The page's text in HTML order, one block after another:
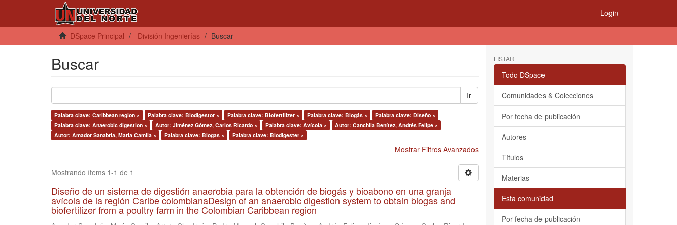
Login
DSpace Principal División Ingenierías Buscar
Buscar
Ir
Palabra clave: Caribbean region × Palabra clave: Biodigestor × Palabra clave: Biofertilizer × Palabra clave: Biogás ×
Palabra clave: Diseño ×
Palabra clave: Anaerobic digestion ×
Autor: Jiménez Gómez, Carlos Ricardo × Palabra clave: Avícola ×
Autor: Canchila Benítez, Andrés Felipe ×
Autor: Amador Sanabria, Maria Camila ×
Palabra clave: Biogas × Palabra clave: Biodigester ×
Mostrar Filtros Avanzados
Mostrando ítems 1-1 de 1
Diseño de un sistema de digestión anaerobia para la obtención de biogás y bioabono en una granja
avícola de la región Caribe colombianaDesign of an anaerobic digestion system to obtain biogas and
biofertilizer from a poultry farm in the Colombian Caribbean region
LISTAR
Todo DSpace
Comunidades & Colecciones
Por fecha de publicación
Autores
Títulos
Materias
Esta comunidad
Por fecha de publicación